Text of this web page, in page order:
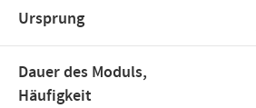
Ursprung
Dauer des Moduls,
Häufigkeit